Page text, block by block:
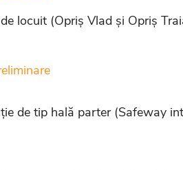
locuit (Opriș Vlad și Opriș
de tip hală parter (Safeway